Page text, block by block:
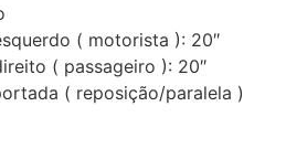
( motorista ): 20″
( passageiro ): 20″
( reposição/paralela )